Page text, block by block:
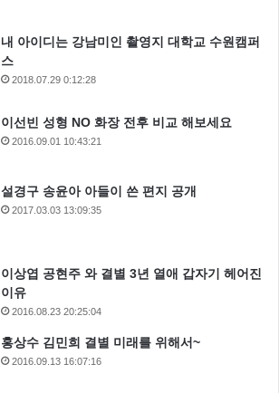
내 아이디는 강남미인 촬영지 대학교 수원캠퍼
스
2018.07.29 0:12:28
이선빈 성형 NO 화장 전후 비교 해보세요
2016.09.01 10:43:21
설경구 송윤아 아들이 쓴 편지 공개
2017.03.03 13:09:35
이상엽 공현주 와 결별 3년 열애 갑자기 헤어진
이유
2016.08.23 20:25:04
홍상수 김민희 결별 미래를 위해서~
2016.09.13 16:07:16